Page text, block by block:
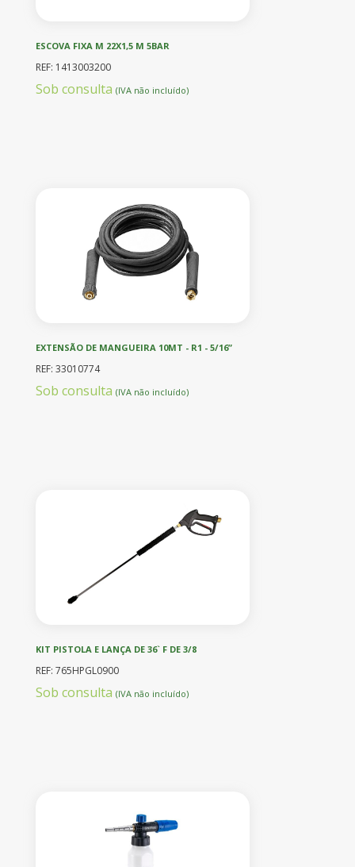
ESCOVA FIXA M 22X1,5 M 5BAR
REF: 1413003200
Sob consulta (IVA não incluído)
EXTENSÃO DE MANGUEIRA 10MT - R1 - 5/16”
REF: 33010774
Sob consulta (IVA não incluído)
KIT PISTOLA E LANÇA DE 36` F DE 3/8
REF: 765HPGL0900
Sob consulta (IVA não incluído)